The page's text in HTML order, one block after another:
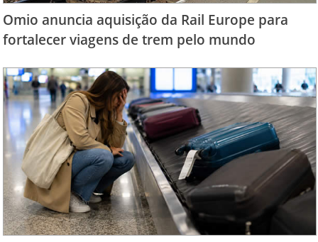
Omio anuncia aquisição da Rail Europe para
fortalecer viagens de trem pelo mundo